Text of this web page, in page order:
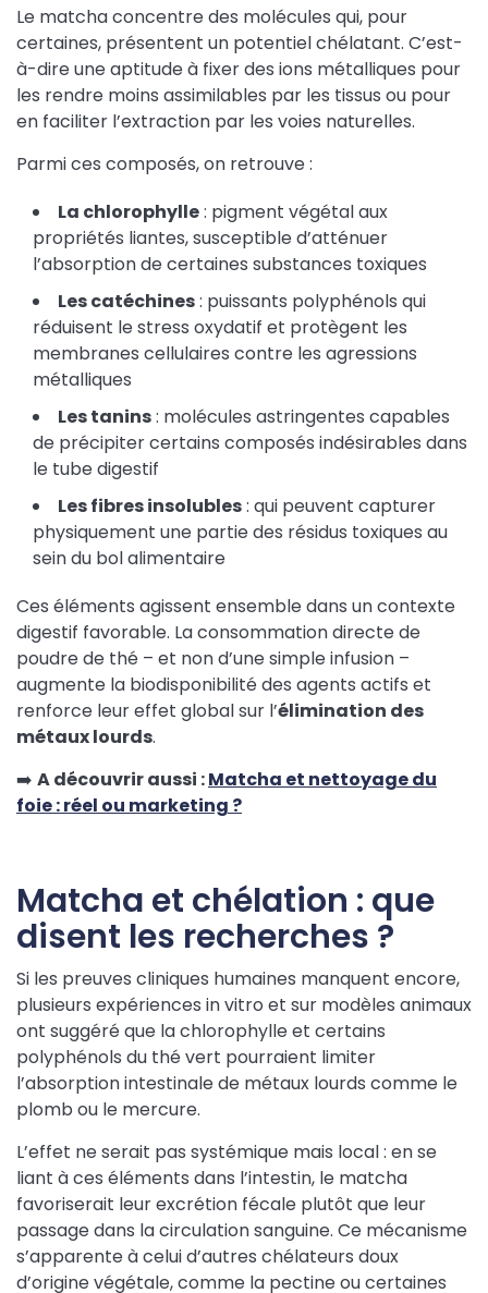
Le matcha concentre des molécules qui, pour
certaines, présentent un potentiel chélatant. C’est-
à-dire une aptitude à fixer des ions métalliques pour
les rendre moins assimilables par les tissus ou pour
en faciliter l’extraction par les voies naturelles.
Parmi ces composés, on retrouve :
La chlorophylle: pigment végétal aux
propriétés liantes, susceptible d’atténuer
l’absorption de certaines substances toxiques
Les catéchines: puissants polyphénols qui
réduisent le stress oxydatif et protègent les
membranes cellulaires contre les agressions
métalliques
Les tanins: molécules astringentes capables
de précipiter certains composés indésirables dans
le tube digestif
Les fibres insolubles: qui peuvent capturer
physiquement une partie des résidus toxiques au
sein du bol alimentaire
Ces éléments agissent ensemble dans un contexte
digestif favorable. La consommation directe de
poudre de thé – et non d’une simple infusion –
augmente la biodisponibilité des agents actifs et
renforce leur effet global sur l’élimination des
métaux lourds.
➡️ A découvrir aussi :Matcha et nettoyage du
foie : réel ou marketing ?
Matcha et chélation : que
disent les recherches ?
Si les preuves cliniques humaines manquent encore,
plusieurs expériences in vitro et sur modèles animaux
ont suggéré que la chlorophylle et certains
polyphénols du thé vert pourraient limiter
l’absorption intestinale de métaux lourds comme le
plomb ou le mercure.
L’effet ne serait pas systémique mais local : en se
liant à ces éléments dans l’intestin, le matcha
favoriserait leur excrétion fécale plutôt que leur
passage dans la circulation sanguine. Ce mécanisme
s’apparente à celui d’autres chélateurs doux
d’origine végétale, comme la pectine ou certaines